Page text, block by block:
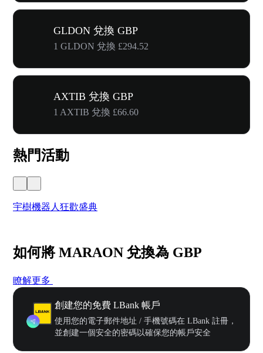
GLDON 兌換 GBP
1 GLDON 兌換 £294.52
AXTIB 兌換 GBP
1 AXTIB 兌換 £66.60
熱門活動
宇樹機器人狂歡盛典
如何將 MARAON 兌換為 GBP
瞭解更多
創建您的免費 LBank 帳戶
使用您的電子郵件地址 / 手機號碼在 LBank 註冊，
並創建一個安全的密碼以確保您的帳戶安全